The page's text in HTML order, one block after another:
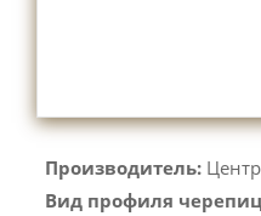
Производитель:
Вид профиля